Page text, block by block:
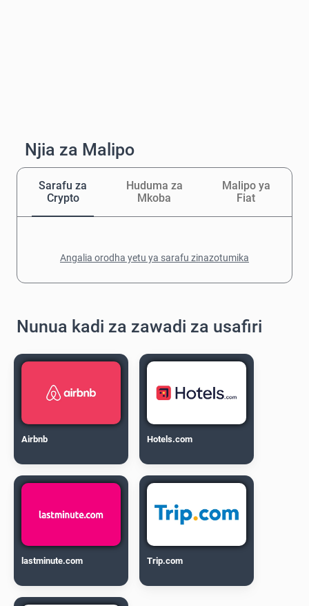
Njia za Malipo
Sarafu za
Crypto
Huduma za
Mkoba
Malipo ya
Fiat
Angalia orodha yetu ya sarafu zinazotumika
Nunua kadi za zawadi za usafiri
Airbnb Hotels.com
lastminute.com Trip.com